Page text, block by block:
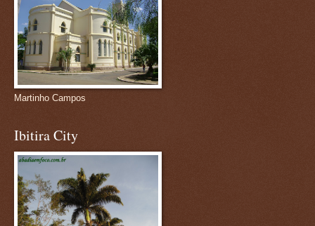
Martinho Campos
Ibitira City